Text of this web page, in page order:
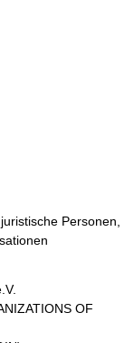
Personen,
OF